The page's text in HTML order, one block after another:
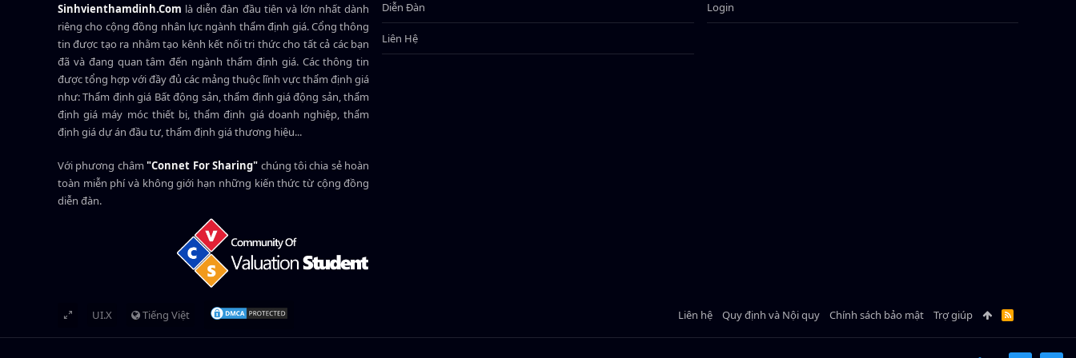
Sinhvienthamdinh.Com là diễn đàn đầu tiên và lớn nhất dành
riêng cho cộng đồng nhân lực ngành thẩm định giá. Cổng thông
tin được tạo ra nhằm tạo kênh kết nối tri thức cho tất cả các bạn
đã và đang quan tâm đến ngành thẩm định giá. Các thông tin
được tổng hợp với đầy đủ các mảng thuộc lĩnh vực thẩm định giá
như: Thẩm định giá Bất động sản, thẩm định giá động sản, thẩm
định giá máy móc thiết bị, thẩm định giá doanh nghiệp, thẩm
định giá dự án đầu tư, thẩm định giá thương hiệu...
Với phương châm"Connet For Sharing" chúng tôi chia sẻ hoàn
toàn miễn phí và không giới hạn những kiến thức từ cộng đồng
diễn đàn.
Diễn Đàn
Liên Hệ
Login
UI.X Tiếng Việt Liên hệ Quy định và Nội quy Chính sách bảo mật Trợ giúp
R
S